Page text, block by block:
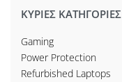
ΚΥΡΙΕΣ ΚΑΤΗΓΟΡΙΕΣ
Gaming
Power Protection
Refurbished Laptops